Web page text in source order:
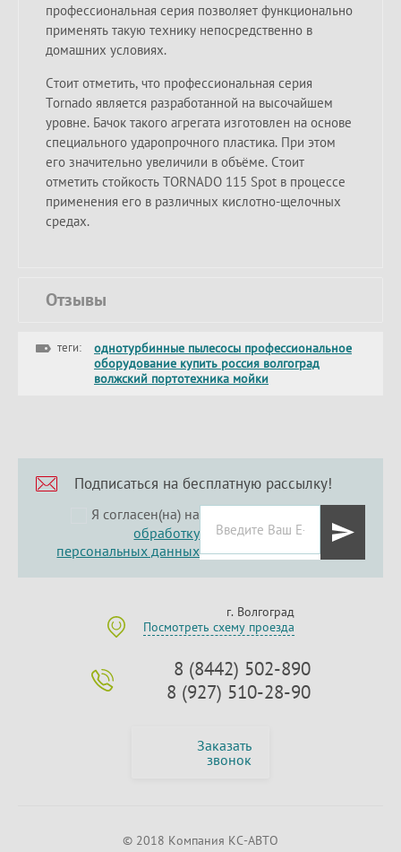
профессиональная серия позволяет функционально
применять такую технику непосредственно в
домашних условиях.
Стоит отметить, что профессиональная серия
Tornado является разработанной на высочайшем
уровне. Бачок такого агрегата изготовлен на основе
специального ударопрочного пластика. При этом
его значительно увеличили в объёме. Стоит
отметить стойкость TORNADO 115 Spot в процессе
применения его в различных кислотно-щелочных
средах.
Отзывы
теги:
однотурбинные пылесосы профессиональное
оборудование купить россия волгоград
волжский портотехника мойки
Подписаться на бесплатную рассылку!
Я согласен(на) на
обработку
персональных данных
г. Волгоград
Посмотреть схему проезда
8 (8442) 502-890
8 (927) 510-28-90
Заказать
звонок
© 2018 Компания КС-АВТО